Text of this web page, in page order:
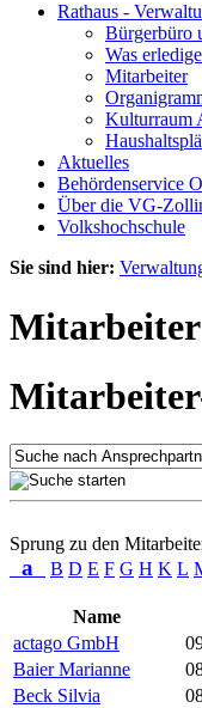
Rathaus -
Bürgerbüro
Was
Mitarbeiter
Kulturraum
Aktuelles
Behördenservice
Über die VG-
Volkshochschule
Sie sind hier:
Mitarbeiter
Sprung zu den
a B D E F G H K L
Name
actago GmbH
Baier Marianne
Beck Silvia